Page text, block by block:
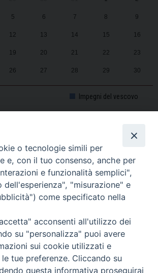
5 6 7 8 9
12 13 14 15 16
19 20 21 22 23
26 27 28 29 30
2 3 4 5 6
Impegni del vescovo
PASTORALE 2025-2026
Pavia - Tel. 0382.386511 - Fax
o tecnologie simili per
e, con il tuo consenso, anche per
e funzionalità semplici",
dell'esperienza", "misurazione" e
come specificato nella
acconsenti all'utilizzo dei
su "personalizza" puoi avere
sui cookie utilizzati e
tue preferenze. Cliccando su
questa informativa proseguirai